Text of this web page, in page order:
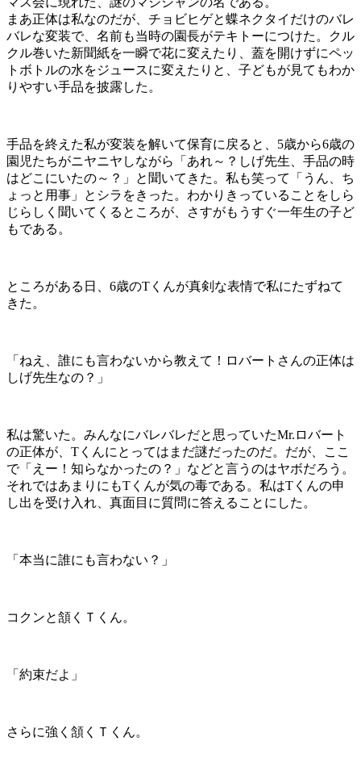
まあ正体は私なのだが、チョビヒゲと蝶ネクタイだけのバレ
バレな変装で、名前も当時の園長がテキトーにつけた。クル
クル巻いた新聞紙を一瞬で花に変えたり、蓋を開けずにペッ
トボトルの水をジュースに変えたりと、子どもが見てもわか
りやすい手品を披露した。
手品を終えた私が変装を解いて保育に戻ると、5歳から6歳の
園児たちがニヤニヤしながら「あれ～？しげ先生、手品の時
はどこにいたの～？」と聞いてきた。私も笑って「うん、ち
ょっと用事」とシラをきった。わかりきっていることをしら
じらしく聞いてくるところが、さすがもうすぐ一年生の子ど
もである。
ところがある日、6歳のTくんが真剣な表情で私にたずねて
きた。
「ねえ、誰にも言わないから教えて！ロバートさんの正体は
しげ先生なの？」
私は驚いた。みんなにバレバレだと思っていたMr.ロバート
の正体が、Tくんにとってはまだ謎だったのだ。だが、ここ
で「えー！知らなかったの？」などと言うのはヤボだろう。
それではあまりにもTくんが気の毒である。私はTくんの申
し出を受け入れ、真面目に質問に答えることにした。
「本当に誰にも言わない？」
コクンと頷くＴくん。
「約束だよ」
さらに強く頷くＴくん。